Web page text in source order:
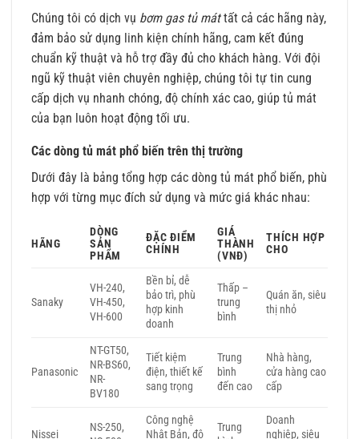
Chúng tôi có dịch vụ bơm gas tủ máttất cả các hãng này,
đảm bảo sử dụng linh kiện chính hãng, cam kết đúng
chuẩn kỹ thuật và hỗ trợ đầy đủ cho khách hàng. Với đội
ngũ kỹ thuật viên chuyên nghiệp, chúng tôi tự tin cung
cấp dịch vụ nhanh chóng, độ chính xác cao, giúp tủ mát
của bạn luôn hoạt động tối ưu.
Các dòng tủ mát phổ biến trên thị trường
Dưới đây là bảng tổng hợp các dòng tủ mát phổ biến, phù
hợp với từng mục đích sử dụng và mức giá khác nhau:
HÃNG
DÒNG
SẢN
PHẨM
ĐẶC ĐIỂM
CHÍNH
GIÁ
THÀNH
(VNĐ)
THÍCH HỢP
CHO
Sanaky
VH-240,
VH-450,
VH-600
Bền bỉ, dễ
bảo trì, phù
hợp kinh
doanh
Thấp –
trung
bình
Quán ăn, siêu
thị nhỏ
Panasonic
NT-GT50,
NR-BS60,
NR-
BV180
Tiết kiệm
điện, thiết kế
sang trọng
Trung
bình
đến cao
Nhà hàng,
cửa hàng cao
cấp
Nissei
NS-250,
Công nghệ
Nhật Bản, độ
Trung
Doanh
nghiệp, siêu